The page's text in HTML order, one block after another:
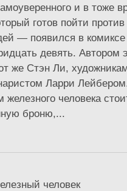
и в тоже
готов пойти
— появился в комиксе
девять. Автором
же Стэн Ли,
Ларри
железного человека
броню,...
человек